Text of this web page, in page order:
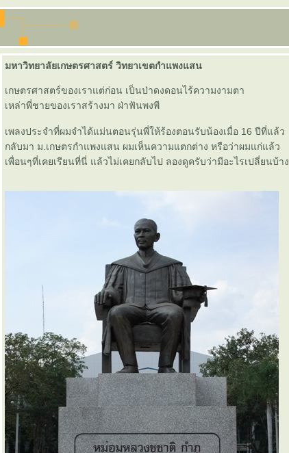
มหาวิทยาลัยเกษตรศาสตร์ วิทยาเขตกำแพงแสน
เกษตรศาสตร์ของเราแต่ก่อน เป็นป่าดงดอนไร้ความงามตา
เหล่าพี่ชายของเราสร้างมา ฝ่าฟันพงพี
เพลงประจำที่ผมจำได้แม่นตอนรุ่นพี่ให้ร้องตอนรับน้องเมื่อ 16 ปีที่แล้ว
กลับมา ม.เกษตรกำแพงแสน ผมเห็นความแตกต่าง หรือว่าผมแก่แล้ว
เพื่อนๆที่เคยเรียนที่นี่ แล้วไม่เคยกลับไป ลองดูครับว่ามีอะไรเปลี่ยนบ้าง